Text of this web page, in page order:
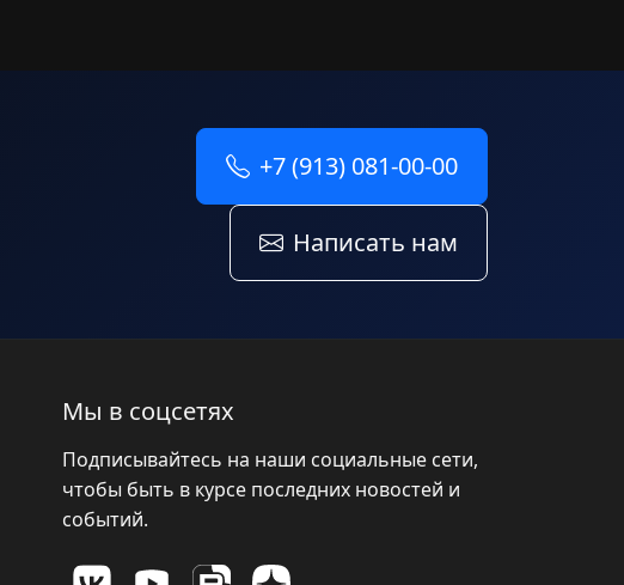
+7 (913) 081-00-00
Написать нам
Мы в соцсетях
Подписывайтесь на наши социальные сети,
чтобы быть в курсе последних новостей и
событий.